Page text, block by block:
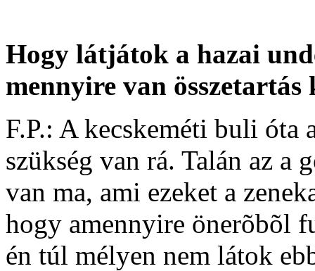
Hogy látjátok a hazai
mennyire van összetartás
F.P.: A kecskeméti buli óta
szükség van rá. Talán az a
van ma, ami ezeket a
hogy amennyire önerõbõl
én túl mélyen nem látok